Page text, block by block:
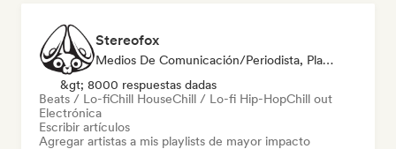
Stereofox
Medios De Comunicación/Periodista, Playlist Curator
&gt; 8000 respuestas dadas
Beats / Lo-fiChill HouseChill / Lo-fi Hip-HopChill out
Electrónica
Escribir artículos
Agregar artistas a mis playlists de mayor impacto